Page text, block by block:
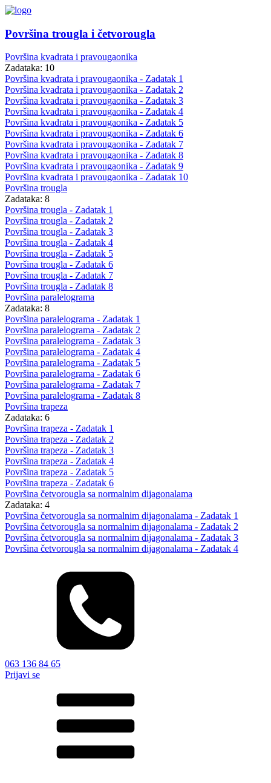
Površina trougla i četvorougla
Površina kvadrata i pravougaonika
Zadataka: 10
Površina kvadrata i pravougaonika - Zadatak 1
Površina kvadrata i pravougaonika - Zadatak 2
Površina kvadrata i pravougaonika - Zadatak 3
Površina kvadrata i pravougaonika - Zadatak 4
Površina kvadrata i pravougaonika - Zadatak 5
Površina kvadrata i pravougaonika - Zadatak 6
Površina kvadrata i pravougaonika - Zadatak 7
Površina kvadrata i pravougaonika - Zadatak 8
Površina kvadrata i pravougaonika - Zadatak 9
Površina kvadrata i pravougaonika - Zadatak 10
Površina trougla
Zadataka: 8
Površina trougla - Zadatak 1
Površina trougla - Zadatak 2
Površina trougla - Zadatak 3
Površina trougla - Zadatak 4
Površina trougla - Zadatak 5
Površina trougla - Zadatak 6
Površina trougla - Zadatak 7
Površina trougla - Zadatak 8
Površina paralelograma
Zadataka: 8
Površina paralelograma - Zadatak 1
Površina paralelograma - Zadatak 2
Površina paralelograma - Zadatak 3
Površina paralelograma - Zadatak 4
Površina paralelograma - Zadatak 5
Površina paralelograma - Zadatak 6
Površina paralelograma - Zadatak 7
Površina paralelograma - Zadatak 8
Površina trapeza
Zadataka: 6
Površina trapeza - Zadatak 1
Površina trapeza - Zadatak 2
Površina trapeza - Zadatak 3
Površina trapeza - Zadatak 4
Površina trapeza - Zadatak 5
Površina trapeza - Zadatak 6
Površina četvorougla sa normalnim dijagonalama
Zadataka: 4
Površina četvorougla sa normalnim dijagonalama - Zadatak 1
Površina četvorougla sa normalnim dijagonalama - Zadatak 2
Površina četvorougla sa normalnim dijagonalama - Zadatak 3
Površina četvorougla sa normalnim dijagonalama - Zadatak 4
063 136 84 65
Prijavi se